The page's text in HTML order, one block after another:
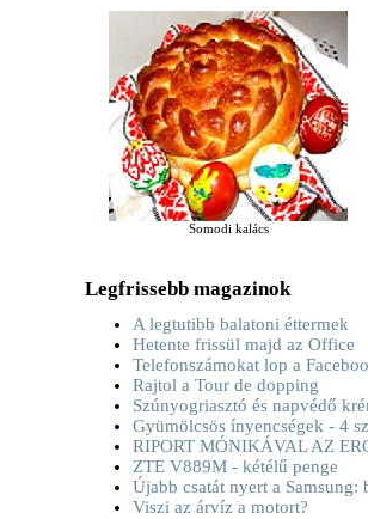
Somodi kalács
Legfrissebb magazinok
A legtutibb balatoni éttermek
Hetente frissül majd az Office
Telefonszámokat lop a
Rajtol a Tour de dopping
Szúnyogriasztó és napvédő
Gyümölcsös ínyencségek - 4
RIPORT MÓNIKÁVAL AZ
ZTE V889M - kétélű penge
Újabb csatát nyert a
Viszi az árvíz a motort?